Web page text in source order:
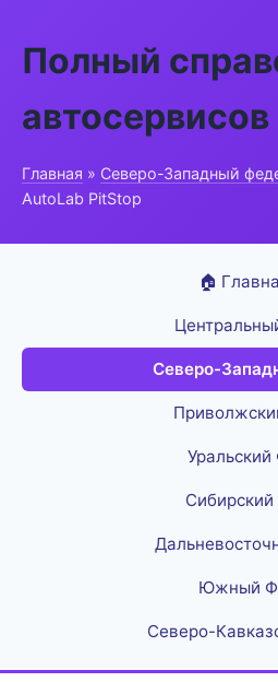
Полный
Главная » Северо-Западный
AutoLab PitStop
🏠
Северо-
Южный
Северо-